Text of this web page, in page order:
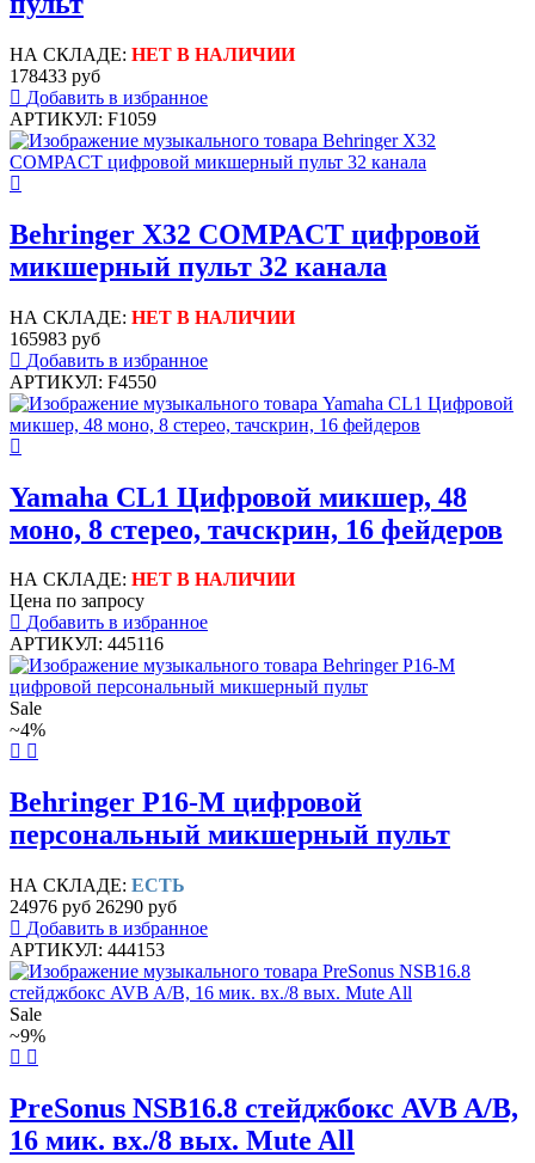
НА СКЛАДЕ: НЕТ В НАЛИЧИИ
178433 руб
Добавить в избранное
АРТИКУЛ: F1059
Behringer X32 COMPACT цифровой
микшерный пульт 32 канала
НА СКЛАДЕ: НЕТ В НАЛИЧИИ
165983 руб
Добавить в избранное
АРТИКУЛ: F4550
Yamaha CL1 Цифровой микшер, 48
моно, 8 стерео, тачскрин, 16 фейдеров
НА СКЛАДЕ: НЕТ В НАЛИЧИИ
Цена по запросу
Добавить в избранное
АРТИКУЛ: 445116
Sale
~4%
Behringer P16-M цифровой
персональный микшерный пульт
НА СКЛАДЕ: ЕСТЬ
24976 руб 26290 руб
Добавить в избранное
АРТИКУЛ: 444153
Sale
~9%
PreSonus NSB16.8 стейджбокс AVB A/B,
16 мик. вх./8 вых. Mute All